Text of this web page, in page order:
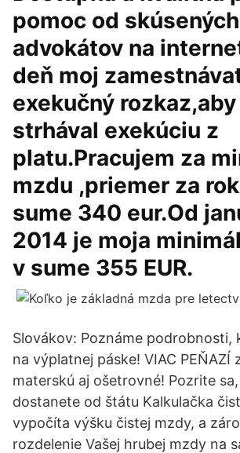
pomoc od skúsených
advokátov na
deň moj
exekučný
strhával exekúciu z
platu.Pracujem za
mzdu ,priemer za
sume 340 eur.Od
2014 je moja
v sume 355 EUR.
Slovákov: Poznáme podrobnosti,
na výplatnej páske! VIAC PEŇAZÍ
materskú aj ošetrovné! Pozrite
dostanete od štátu Kalkulačka
vypočíta výšku čistej mzdy, a
rozdelenie Vašej hrubej mzdy na